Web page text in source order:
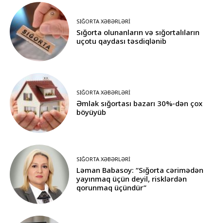
SIĞORTA XƏBƏRLƏRI
Sığorta olunanların və sığortalıların
uçotu qaydası təsdiqlənib
SIĞORTA XƏBƏRLƏRI
Əmlak sığortası bazarı 30%-dən çox
böyüyüb
SIĞORTA XƏBƏRLƏRI
Ləman Babasoy: “Sığorta cərimədən
yayınmaq üçün deyil, risklərdən
qorunmaq üçündür”